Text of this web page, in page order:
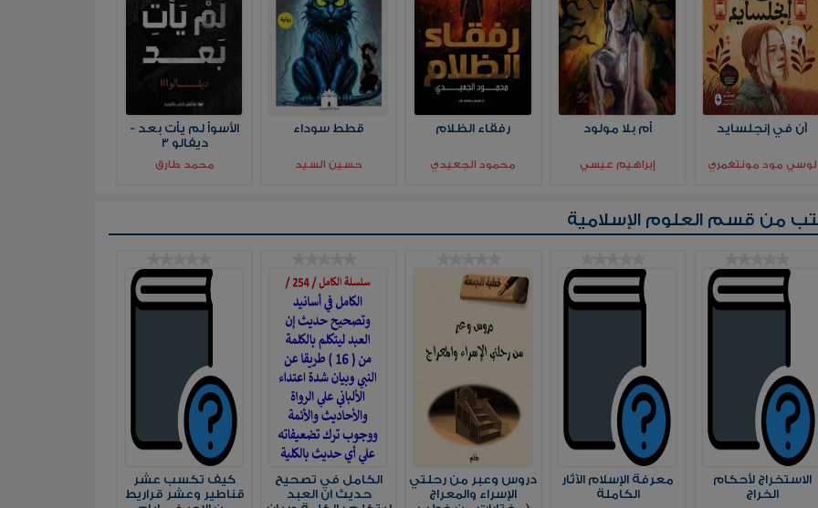
آن في إنجلسايد
لوسي مود مونتغمري
أم بلا مولود
إبراهيم عيسي
رفقاء الظلام
محمود الجعيدي
قطط سوداء
حسين السيد
الأسوأ لم يأت بعد -
ديفالو 3
محمد طارق
من قسم العلوم الإسلامية
الاستخراج لأحكام
الخراج
معرفة الإسلام الآثار
الكاملة
دروس وعبر من رحلتي
الإسراء والمعراج
الكامل في تصحيح
حديث ان العبد
كيف تكسب عشر
قناطير وعشر قراريط